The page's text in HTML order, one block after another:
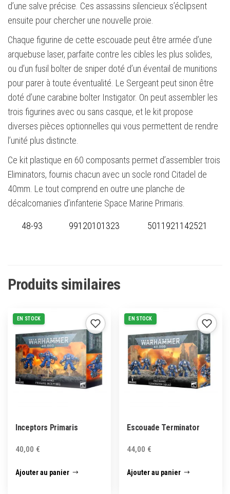
d’une salve précise. Ces assassins silencieux s’éclipsent
ensuite pour chercher une nouvelle proie.
Chaque figurine de cette escouade peut être armée d’une
arquebuse laser, parfaite contre les cibles les plus solides,
ou d’un fusil bolter de sniper doté d’un éventail de munitions
pour parer à toute éventualité. Le Sergeant peut sinon être
doté d’une carabine bolter Instigator. On peut assembler les
trois figurines avec ou sans casque, et le kit propose
diverses pièces optionnelles qui vous permettent de rendre
l’unité plus distincte.
Ce kit plastique en 60 composants permet d’assembler trois
Eliminators, fournis chacun avec un socle rond Citadel de
40mm. Le tout comprend en outre une planche de
décalcomanies d’infanterie Space Marine Primaris.
48-93 99120101323 5011921142521
Produits similaires
EN STOCK
Inceptors Primaris
40,00 €
Ajouter au panier
EN STOCK
Escouade Terminator
44,00 €
Ajouter au panier